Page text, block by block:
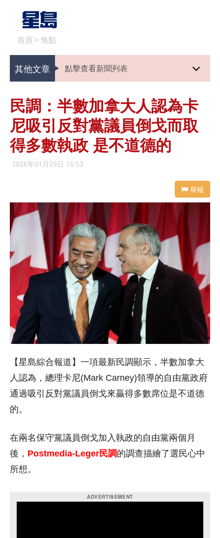
首頁 > 焦點
其他文章 點擊查看新聞列表
民調：半數加拿大人認為卡
尼吸引反對黨議員倒戈而取
得多數執政 是不道德的
2026年01月29日 16:53
舉報
【星島綜合報道】一項最新民調顯示，半數加拿大
人認為，總理卡尼(Mark Carney)領導的自由黨政府
通過吸引反對黨議員倒戈來贏得多數席位是不道德
的。
在兩名保守黨議員倒戈加入執政的自由黨兩個月
後， Postmedia-Leger民調的調查描繪了選民心中
所想。